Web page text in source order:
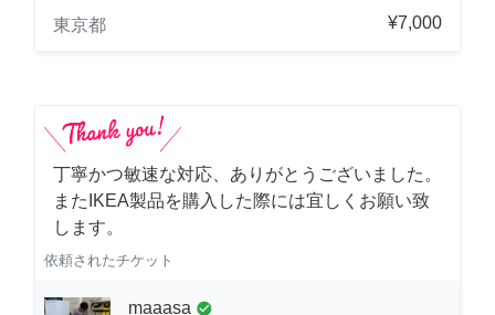
東京都
¥7,000
丁寧かつ敏速な対応、ありがとうございました。
またIKEA製品を購入した際には宜しくお願い致
します。
依頼されたチケット
maaasa check_circle